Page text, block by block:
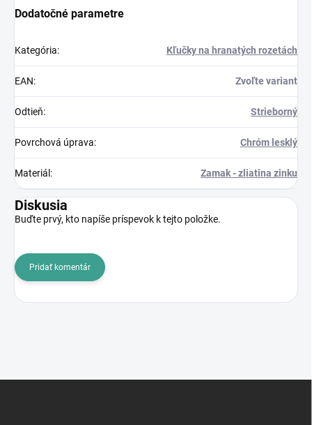
Dodatočné parametre
Kategória: Kľučky na hranatých rozetách
EAN: Zvoľte variant
Odtieň: Strieborný
Povrchová úprava: Chróm lesklý
Materiál : Zamak - zliatina zinku
Diskusia
Buďte prvý, kto napíše príspevok k tejto položke.
Pridať komentár